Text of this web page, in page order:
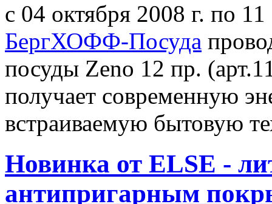
с 04 октября 2008 г. по
БергХОФФ-Посуда
посуды Zeno 12 пр.
получает современную
встраиваемую бытовую
Новинка от ELSE -
антипригарным